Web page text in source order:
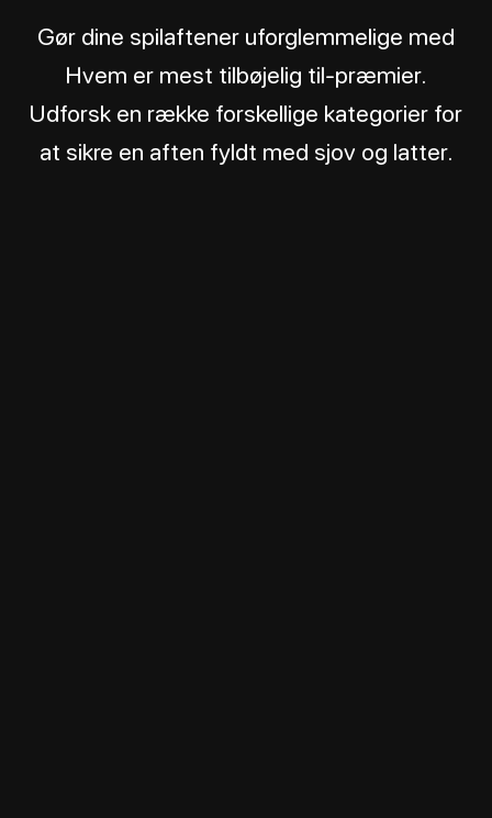
Gør dine spilaftener uforglemmelige med
Hvem er mest tilbøjelig til-præmier.
Udforsk en række forskellige kategorier for
at sikre en aften fyldt med sjov og latter.